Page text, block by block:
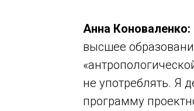
Анна Коноваленко:
высшее
не употреблять. Я
программу